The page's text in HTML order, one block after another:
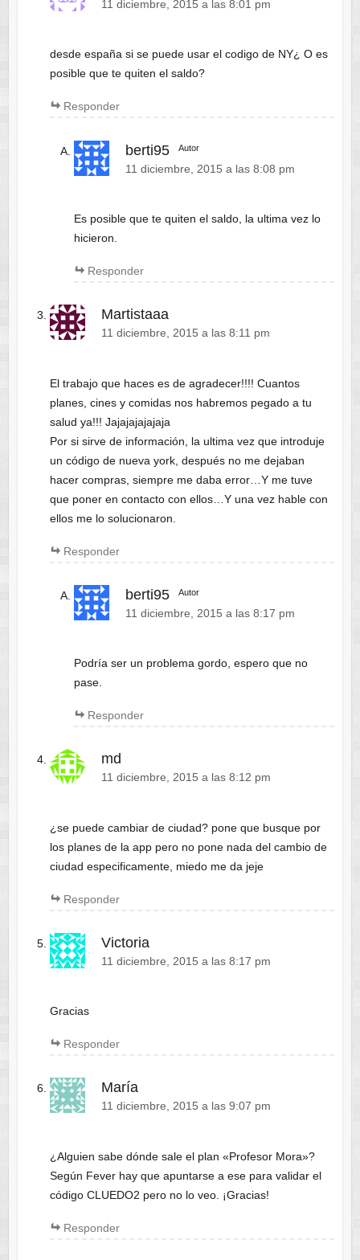
11 diciembre, 2015 a las 8:01 pm
desde españa si se puede usar el codigo de NY¿ O es
posible que te quiten el saldo?
Responder
berti95 Autor
11 diciembre, 2015 a las 8:08 pm
Es posible que te quiten el saldo, la ultima vez lo
hicieron.
Responder
Martistaaa
11 diciembre, 2015 a las 8:11 pm
El trabajo que haces es de agradecer!!!! Cuantos
planes, cines y comidas nos habremos pegado a tu
salud ya!!! Jajajajajajaja
Por si sirve de información, la ultima vez que introduje
un código de nueva york, después no me dejaban
hacer compras, siempre me daba error…Y me tuve
que poner en contacto con ellos…Y una vez hable con
ellos me lo solucionaron.
Responder
berti95 Autor
11 diciembre, 2015 a las 8:17 pm
Podría ser un problema gordo, espero que no
pase.
Responder
md
11 diciembre, 2015 a las 8:12 pm
¿se puede cambiar de ciudad? pone que busque por
los planes de la app pero no pone nada del cambio de
ciudad especificamente, miedo me da jeje
Responder
Victoria
11 diciembre, 2015 a las 8:17 pm
Gracias
Responder
María
11 diciembre, 2015 a las 9:07 pm
¿Alguien sabe dónde sale el plan «Profesor Mora»?
Según Fever hay que apuntarse a ese para validar el
código CLUEDO2 pero no lo veo. ¡Gracias!
Responder